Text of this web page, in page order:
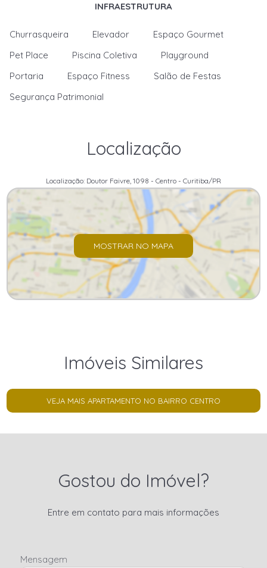
INFRAESTRUTURA
Churrasqueira Elevador
Espaço Gourmet
Pet Place
Piscina Coletiva
Playground
Portaria
Espaço Fitness
Salão de Festas
Segurança Patrimonial
Localização
Localização: Doutor Faivre, 1098 - Centro - Curitiba/PR
MOSTRAR NO MAPA
Imóveis Similares
VEJA MAIS APARTAMENTO NO BAIRRO CENTRO
Gostou do Imóvel?
Entre em contato para mais informações
Mensagem